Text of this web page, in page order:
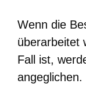
Wenn die
überarbeitet
Fall ist,
angeglichen.